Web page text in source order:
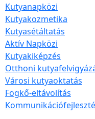
Kutyanapközi
Kutyakozmetika
Kutyasétáltatás
Aktív Napközi
Kutyakiképzés
Otthoni
Városi kutyaoktatás
Fogkő-eltávolítás